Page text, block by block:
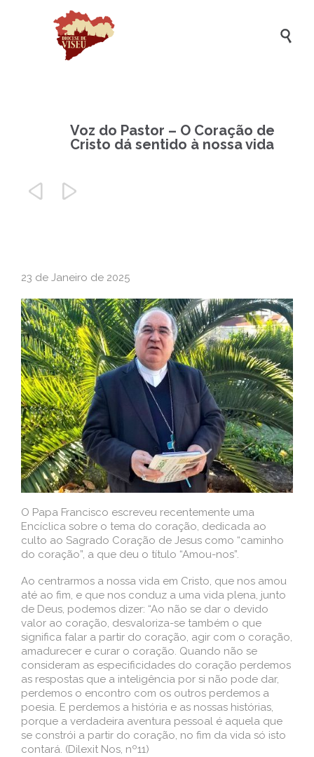

Voz do Pastor – O Coração de
Cristo dá sentido à nossa vida
 
23 de Janeiro de 2025
O Papa Francisco escreveu recentemente uma
Encíclica sobre o tema do coração, dedicada ao
culto ao Sagrado Coração de Jesus como “caminho
do coração”, a que deu o título “Amou-nos”.
Ao centrarmos a nossa vida em Cristo, que nos amou
até ao fim, e que nos conduz a uma vida plena, junto
de Deus, podemos dizer: “Ao não se dar o devido
valor ao coração, desvaloriza-se também o que
significa falar a partir do coração, agir com o coração,
amadurecer e curar o coração. Quando não se
consideram as especificidades do coração perdemos
as respostas que a inteligência por si não pode dar,
perdemos o encontro com os outros perdemos a
poesia. E perdemos a história e as nossas histórias,
porque a verdadeira aventura pessoal é aquela que
se constrói a partir do coração, no fim da vida só isto
contará. (Dilexit Nos, nº11)